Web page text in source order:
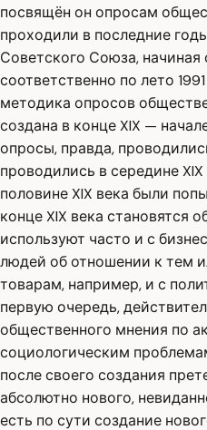
посвящён он опросам
проходили в последние
Советского Союза, начиная
соответственно по лето
методика опросов
создана в конце XIX —
опросы, правда,
проводились в середине
половине XIX века были
конце XIX века становятся
используют часто и с
людей об отношении к тем
товарам, например, и с
первую очередь,
общественного мнения по
социологическим
после своего создания
абсолютно нового,
есть по сути создание